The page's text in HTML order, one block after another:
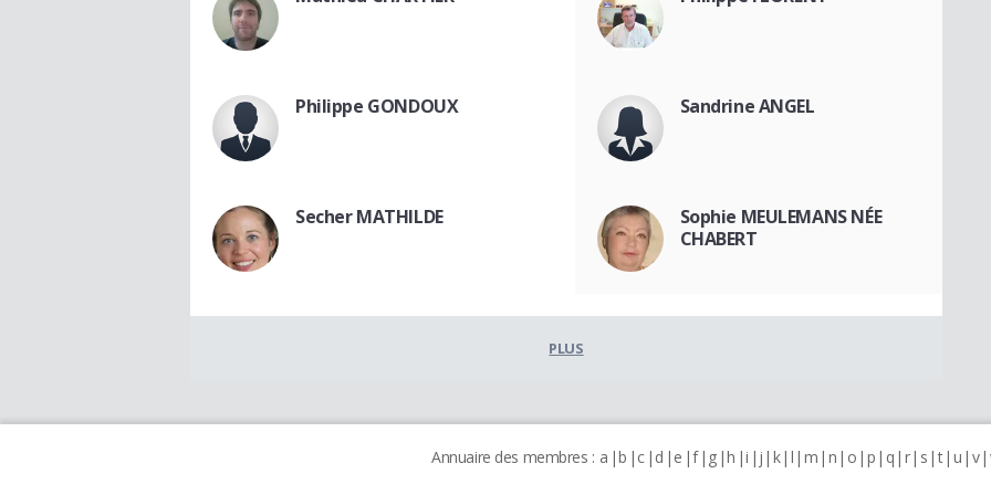
Philippe GONDOUX Sandrine ANGEL
Secher MATHILDE
Sophie MEULEMANS NÉE
CHABERT
PLUS
Annuaire des membres : a b c d e f g h i j k l m n o p q r s t u v